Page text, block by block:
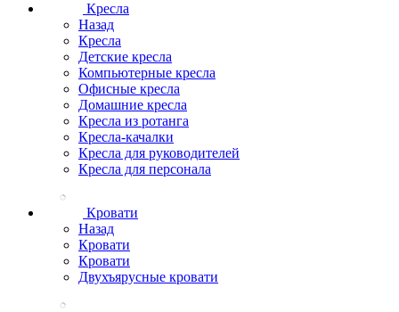
Кресла
Назад
Кресла
Детские кресла
Компьютерные кресла
Офисные кресла
Домашние кресла
Кресла из ротанга
Кресла-качалки
Кресла для руководителей
Кресла для персонала
Кровати
Назад
Кровати
Кровати
Двухъярусные кровати